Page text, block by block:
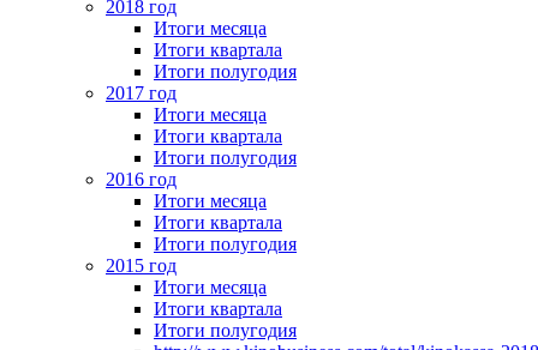
2018 год
Итоги месяца
Итоги квартала
Итоги полугодия
2017 год
Итоги месяца
Итоги квартала
Итоги полугодия
2016 год
Итоги месяца
Итоги квартала
Итоги полугодия
2015 год
Итоги месяца
Итоги квартала
Итоги полугодия